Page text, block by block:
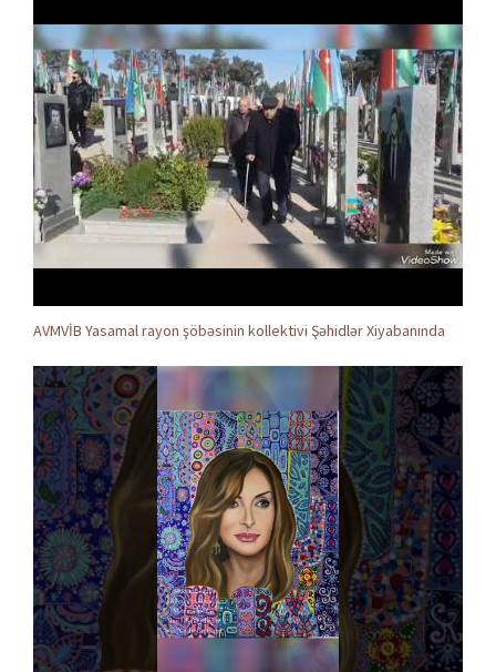
AVMVİB Yasamal rayon şöbəsinin kollektivi Şəhidlər Xiyabanında